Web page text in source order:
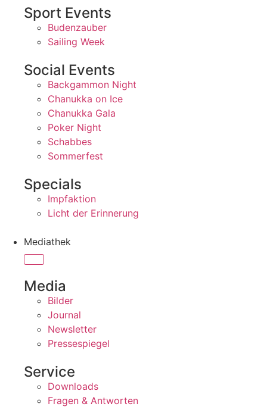
Sport Events
Budenzauber
Sailing Week
Social Events
Backgammon Night
Chanukka on Ice
Chanukka Gala
Poker Night
Schabbes
Sommerfest
Specials
Impfaktion
Licht der Erinnerung
Mediathek
Media
Bilder
Journal
Newsletter
Pressespiegel
Service
Downloads
Fragen & Antworten